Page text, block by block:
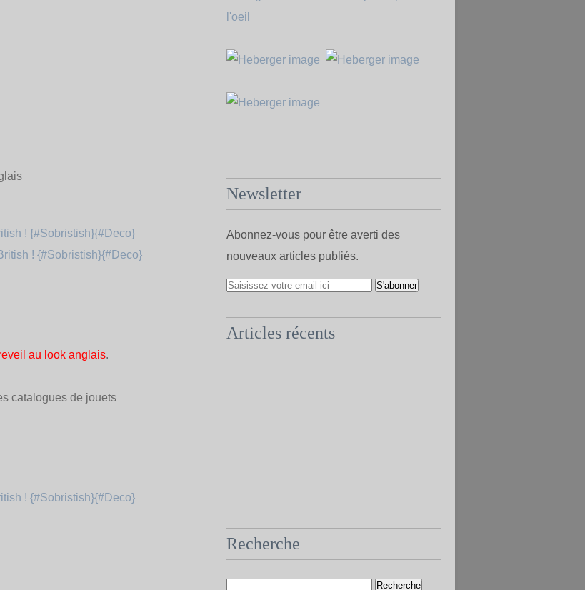
au look anglais.
catalogues de jouets
Newsletter
Abonnez-vous pour être averti des
nouveaux articles publiés.
Articles récents
Recherche